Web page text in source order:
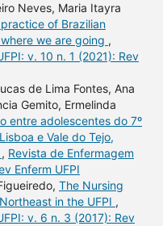
Neves, Maria Itayra
of Brazilian
we are going ,
v. 10 n. 1 (2021): Rev
de Lima Fontes, Ana
Gemito, Ermelinda
entre adolescentes do 7º
e Vale do Tejo,
, Revista de Enfermagem
Enferm UFPI
The Nursing
in the UFPI ,
v. 6 n. 3 (2017): Rev